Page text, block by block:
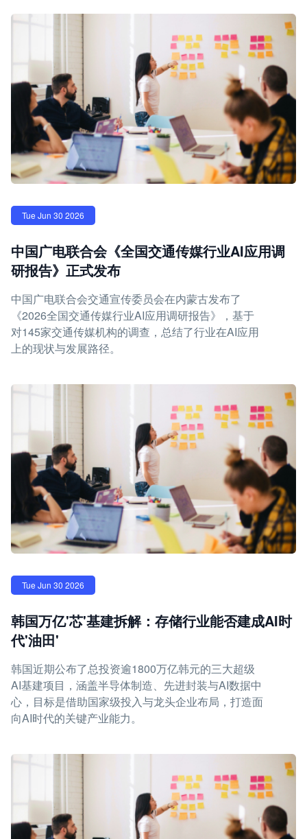
Tue Jun 30 2026
中国广电联合会《全国交通传媒行业AI应用调
研报告》正式发布
中国广电联合会交通宣传委员会在内蒙古发布了
《2026全国交通传媒行业AI应用调研报告》，基于
对145家交通传媒机构的调查，总结了行业在AI应用
上的现状与发展路径。
Tue Jun 30 2026
韩国万亿'芯'基建拆解：存储行业能否建成AI时
代'油田'
韩国近期公布了总投资逾1800万亿韩元的三大超级
AI基建项目，涵盖半导体制造、先进封装与AI数据中
心，目标是借助国家级投入与龙头企业布局，打造面
向AI时代的关键产业能力。